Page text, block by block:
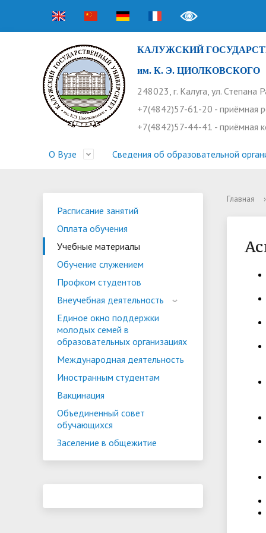
КАЛУЖСКИЙ
им. К. Э. ЦИОЛКОВСКОГО
248023, г. Калуга, ул. Степана
+7(4842)57-61-20 - приёмная
+7(4842)57-44-41 - приёмная
О Вузе
Устав
Профсоюз работников
Бассейн
Военный учебный центр
по
Сведения об образовательной
Прием 2026. Ординатура
Особая квота
Информация о зачислении
граждан
Оплата
Профком студентов
Объединенный совет обучающихся
Конференции
Научные труды КГУ
Национальные проекты Российской
Федерации
Часто
Расписание занятий
Оплата обучения
Учебные материалы
Обучение служением
Профком студентов
Внеучебная деятельность
Единое окно поддержки
молодых семей в
образовательных организациях
Международная деятельность
Иностранным студентам
Вакцинация
Объединенный совет
обучающихся
Заселение в общежитие
Главная ›